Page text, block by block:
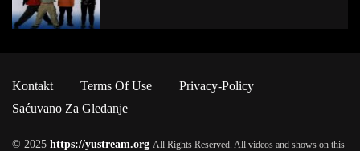
Ubistvo S Predumišljajem
Kontakt Terms Of Use
Privacy-Policy
Saćuvano Za Gledanje
© 2025 https://yustream.org All Rights Reserved. All videos and shows on this